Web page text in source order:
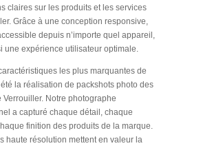
claires sur les produits et les services
Grâce à une conception responsive,
depuis n’importe quel appareil,
une expérience utilisateur optimale.
les plus marquantes de
la réalisation de packshots photo des
Verrouiller. Notre photographe
a capturé chaque détail, chaque
finition des produits de la marque.
haute résolution mettent en valeur la